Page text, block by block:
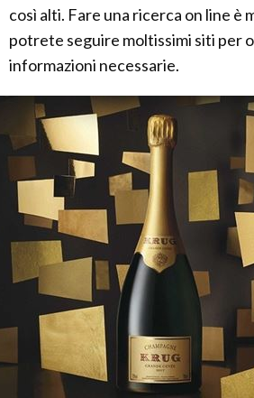
così alti. Fare una ricerca on line è
potrete seguire moltissimi siti per
informazioni necessarie.